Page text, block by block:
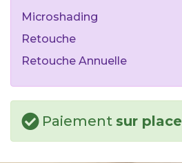
Microshading
Retouche
Retouche Annuelle
Paiement sur place